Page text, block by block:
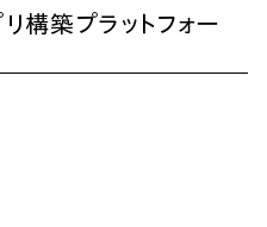
構築プラットフォー